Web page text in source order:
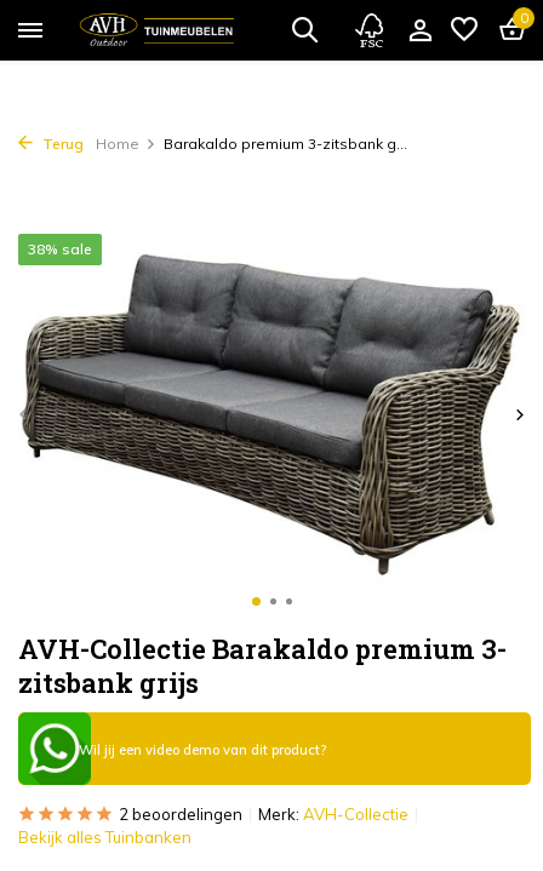
0
Terug Home Barakaldo premium 3-zitsbank g...
AVH-Collectie Barakaldo premium 3-
zitsbank grijs
38% sale
Wil jij een video demo van dit product?
2 beoordelingen Merk: AVH-Collectie
Bekijk alles Tuinbanken